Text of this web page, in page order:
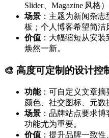
Slider、Magazine 风格
场景 ：主题为新闻杂志
板；个人博客希望简洁
价值 ：大幅缩短从安
焕然一新。
🎨 高度可定制的设计控
功能：可自定义文章摘
颜色、社交图标、元数
场景 ：品牌站点要求
功能尤为重要。
价值 ：提升品牌一致